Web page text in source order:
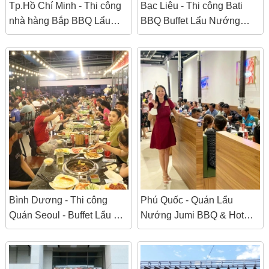
Tp.Hồ Chí Minh - Thi công
nhà hàng Bắp BBQ Lẩu
Nướng Không Khói!
Bạc Liêu - Thi công Bati
BBQ Buffet Lẩu Nướng
Không Khói
Bình Dương - Thi công
Quán Seoul - Buffet Lẩu &
Nướng Hàn Quốc
Phú Quốc - Quán Lẩu
Nướng Jumi BBQ & Hot
Pot